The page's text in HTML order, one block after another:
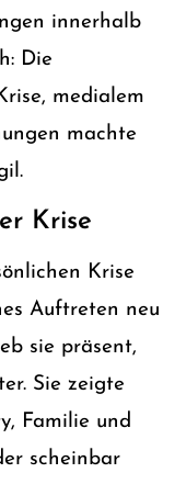
innerhalb
Die
medialem
machte
Krise
Krise
Auftreten neu
sie präsent,
Sie zeigte
Familie und
scheinbar